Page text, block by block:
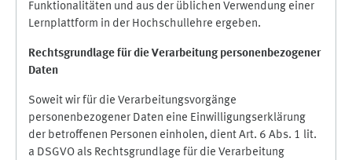
Funktionalitäten und aus der üblichen Verwendung einer
Lernplattform in der Hochschullehre ergeben.
Rechtsgrundlage für die Verarbeitung personenbezogener
Daten
Soweit wir für die Verarbeitungsvorgänge
personenbezogener Daten eine Einwilligungserklärung
der betroffenen Personen einholen, dient Art. 6 Abs. 1 lit.
a DSGVO als Rechtsgrundlage für die Verarbeitung